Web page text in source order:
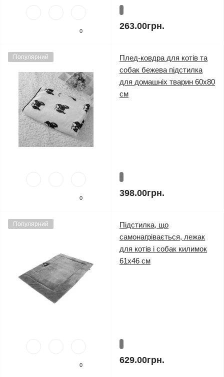
0 263.00грн.
Популярний
0
Плед-ковдра для котів та
собак бежева підстилка
для домашніх тварин 60х80
см
398.00грн.
Популярний
0
Підстилка, що
самонагрівається, лежак
для котів і собак килимок
61х46 см
629.00грн.